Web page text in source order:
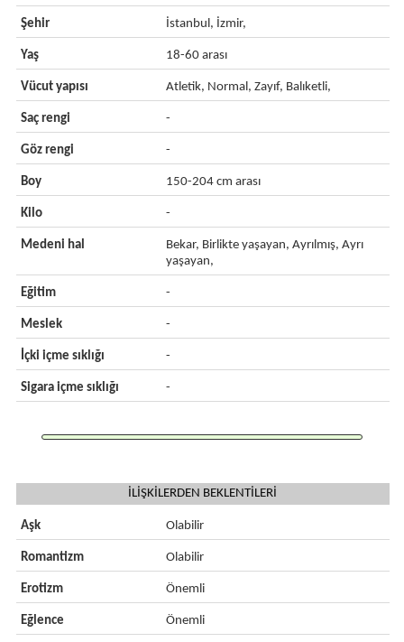
Şehir İstanbul, İzmir,
Yaş 18-60 arası
Vücut yapısı Atletik, Normal, Zayıf, Balıketli,
Saç rengi -
Göz rengi -
Boy 150-204 cm arası
Kilo -
Medeni hal
Bekar, Birlikte yaşayan, Ayrılmış, Ayrı
yaşayan,
Eğitim -
Meslek -
İçki içme sıklığı -
Sigara içme sıklığı -
İLİŞKİLERDEN BEKLENTİLERİ
Aşk Olabilir
Romantizm Olabilir
Erotizm Önemli
Eğlence Önemli